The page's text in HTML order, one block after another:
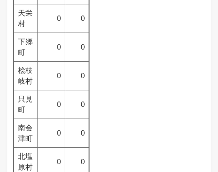
天栄
村
0 0
下郷
町
0 0
桧枝
岐村
0 0
只見
町
0 0
南会
津町
0 0
北塩
原村
0 0